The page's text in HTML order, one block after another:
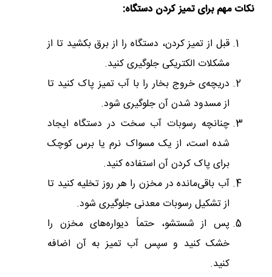
نکات مهم برای تمیز کردن دستگاه:
قبل از تمیز کردن، دستگاه را از برق بکشید تا از
مشکلات الکتریکی جلوگیری کنید.
دریچه‌ی خروج بخار را با آب تمیز پاک کنید تا
از مسدود شدن آن جلوگیری شود.
چنانچه رسوبات آب سخت در دستگاه ایجاد
شده است، از یک مسواک نرم یا برس کوچک
برای پاک کردن آن استفاده کنید.
آب باقی‌مانده در مخزن را هر روز تخلیه کنید تا
از تشکیل رسوبات معدنی جلوگیری شود.
پس از شستشو، حتماً دیواره‌های مخزن را
خشک کنید و سپس آب تمیز به آن اضافه
کنید.